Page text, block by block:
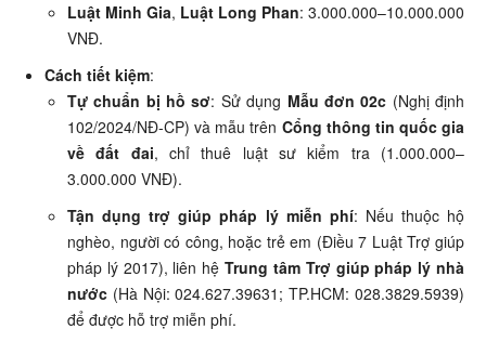
Luật Minh Gia, Luật Long Phan: 3.000.000–10.000.000
VNĐ.
Cách tiết kiệm:
Tự chuẩn bị hồ sơ: Sử dụng Mẫu đơn 02c (Nghị định
102/2024/NĐ-CP) và mẫu trên Cổng thông tin quốc gia
về đất đai, chỉ thuê luật sư kiểm tra (1.000.000–
3.000.000 VNĐ).
Tận dụng trợ giúp pháp lý miễn phí: Nếu thuộc hộ
nghèo, người có công, hoặc trẻ em (Điều 7 Luật Trợ giúp
pháp lý 2017), liên hệTrung tâm Trợ giúp pháp lý nhà
nước (Hà Nội: 024.627.39631; TP.HCM: 028.3829.5939)
để được hỗ trợ miễn phí.